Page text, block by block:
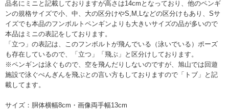
品名にミニと記載しておりますが高さは14cmとなっており、他のペンギ
ンの規格サイズで小、中、大の区分けやS,M,Lなどの区分けもあり、Sサ
イズでも本品のフンボルトペンギンよりも大きいサイズの品が多いので
本品はミニの表記をしております。
「立つ」の表記は、このフンボルトが飛んでいる（泳いでいる）ポーズ
も存在しているので、「立つ」「飛ぶ」と区分けしております。
※ペンギンは泳ぐもので、空を飛んだりしないのですが、旭山では回遊
施設で泳ぐぺんぎんを飛ぶとの言い方もしておりますので「トブ」と記
載してます。
サイズ：胴体横幅8cm・画像両手幅13cm